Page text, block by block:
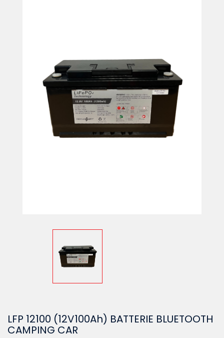
LFP 12100 (12V100Ah) BATTERIE BLUETOOTH
CAMPING CAR